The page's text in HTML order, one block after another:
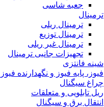
جعبه شاسی
ترمینال
ترمینال ریلی
ترمینال توزیع
ترمینال غیر ریلی
تجهیزات جانبی ترمینال
شینه فانتزی
فیوز، پایه فیوز و نگهدارنده فیوز
چراغ سیگنال
ریل تابلویی و متعلقات
انتقال برق و سیگنال